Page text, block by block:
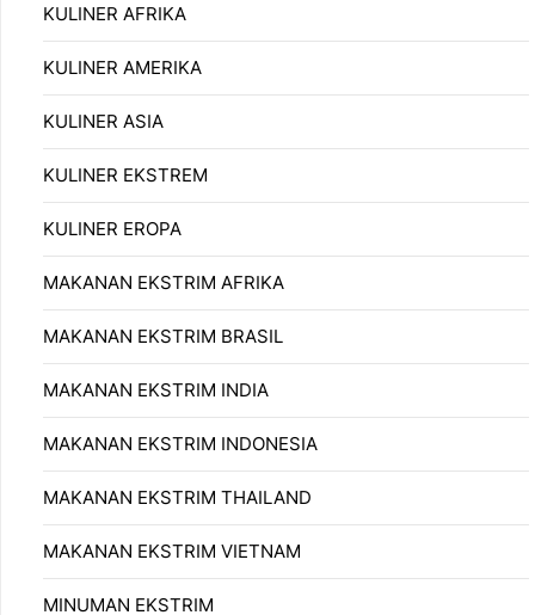
KULINER AFRIKA
KULINER AMERIKA
KULINER ASIA
KULINER EKSTREM
KULINER EROPA
MAKANAN EKSTRIM AFRIKA
MAKANAN EKSTRIM BRASIL
MAKANAN EKSTRIM INDIA
MAKANAN EKSTRIM INDONESIA
MAKANAN EKSTRIM THAILAND
MAKANAN EKSTRIM VIETNAM
MINUMAN EKSTRIM